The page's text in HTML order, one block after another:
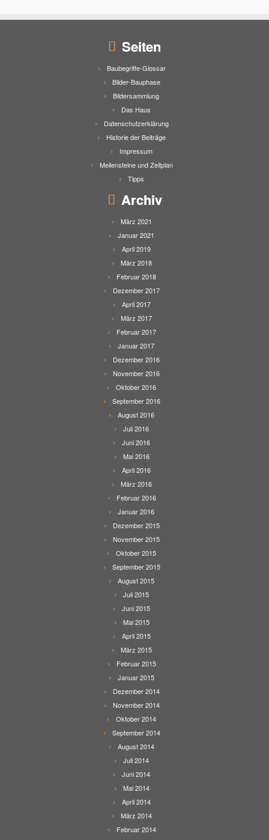
Seiten
Baubegriffe-Glossar
Bilder-Bauphase
Bildersammlung
Das Haus
Datenschutzerklärung
Historie der Beiträge
Impressum
Meilensteine und Zeitplan
Tipps
Archiv
März 2021
Januar 2021
April 2019
März 2018
Februar 2018
Dezember 2017
April 2017
März 2017
Februar 2017
Januar 2017
Dezember 2016
November 2016
Oktober 2016
September 2016
August 2016
Juli 2016
Juni 2016
Mai 2016
April 2016
März 2016
Februar 2016
Januar 2016
Dezember 2015
November 2015
Oktober 2015
September 2015
August 2015
Juli 2015
Juni 2015
Mai 2015
April 2015
März 2015
Februar 2015
Januar 2015
Dezember 2014
November 2014
Oktober 2014
September 2014
August 2014
Juli 2014
Juni 2014
Mai 2014
April 2014
März 2014
Februar 2014